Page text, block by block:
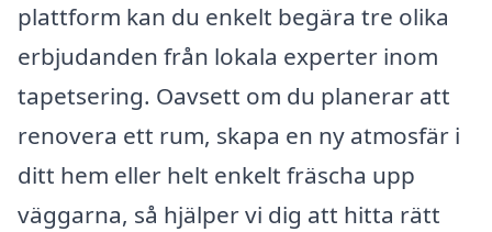
plattform kan du enkelt begära tre olika
erbjudanden från lokala experter inom
tapetsering. Oavsett om du planerar att
renovera ett rum, skapa en ny atmosfär i
ditt hem eller helt enkelt fräscha upp
väggarna, så hjälper vi dig att hitta rätt